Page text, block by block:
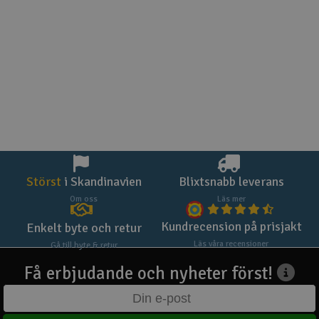
Störst i Skandinavien
Om oss
Blixtsnabb leverans
Läs mer
Enkelt byte och retur
Gå till byte & retur
Kundrecension på prisjakt
Läs våra recensioner
Få erbjudande och nyheter först!